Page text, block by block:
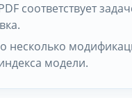
соответствует
несколько
модели.